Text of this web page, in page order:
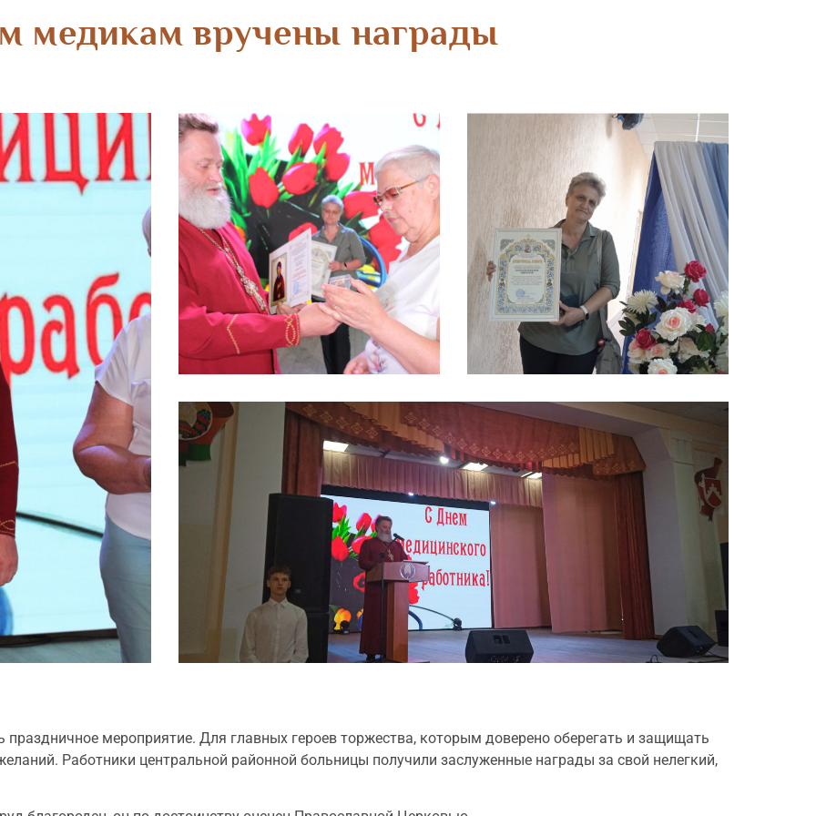
медикам вручены награды
мероприятие. Для главных героев торжества, которым доверено оберегать и защищать
Работники центральной районной больницы получили заслуженные награды за свой нелегкий,